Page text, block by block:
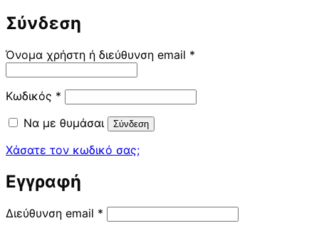
Σύνδεση
Όνομα χρήστη ή διεύθυνση email *
Κωδικός * Απαιτείται
Να με θυμάσαι
Σύνδεση
Χάσατε τον κωδικό σας;
Εγγραφή
Διεύθυνση email * Απαιτείται